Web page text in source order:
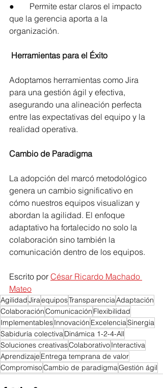
●	Permite estar claros el impacto
que la gerencia aporta a la
organización.
Herramientas para el Éxito
Adoptamos herramientas como Jira
para una gestión ágil y efectiva,
asegurando una alineación perfecta
entre las expectativas del equipo y la
realidad operativa.
Cambio de Paradigma
La adopción del marcó metodológico
genera un cambio significativo en
cómo nuestros equipos visualizan y
abordan la agilidad. El enfoque
adaptativo ha fortalecido no solo la
colaboración sino también la
comunicación dentro de los equipos.
Escrito por César Ricardo Machado
Mateo
AgilidadJiraequiposTransparenciaAdaptación
ColaboraciónComunicación Flexibilidad
ImplementablesInnovación ExcelenciaSinergia
Sabiduría colectivaDinámica 1-2-4-All
Soluciones creativasColaborativoInteractiva
Aprendizaje Entrega temprana de valor
CompromisoCambio de paradigmaGestión ágil